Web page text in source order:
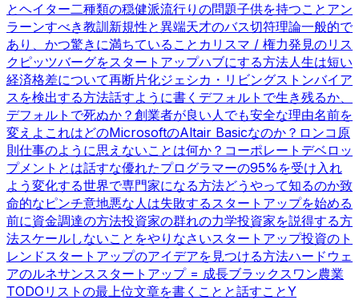
とヘイター二種類の穏健派流行りの問題子供を持つこと アン
ラーンすべき教訓 新規性と異端天才のバス切符理論一般的で
あり、かつ驚きに満ちていること カリスマ / 権力発見のリス
ク ピッツバーグをスタートアップハブにする方法人生は短い
経済格差について再断片化ジェシカ・リビングストンバイア
スを検出する方法話すように書く デフォルトで生き残るか、
デフォルトで死ぬか？ 創業者が良い人でも安全な理由名前を
変えよ これはどのMicrosoftのAltair Basicなのか？ ロンコ原
則仕事のように思えないことは何か？ コーポレートデベロッ
プメントとは話すな優れたプログラマーの95%を受け入れ
よう 変化する世界で専門家になる方法どうやって知るのか致
命的なピンチ意地悪な人は失敗するスタートアップを始める
前に資金調達の方法投資家の群れの力学投資家を説得する方
法スケールしないことをやりなさいスタートアップ投資のト
レンドスタートアップのアイデアを見つける方法ハードウェ
アのルネサンススタートアップ = 成長ブラックスワン農業
TODOリストの最上位文章を書くことと話すことY